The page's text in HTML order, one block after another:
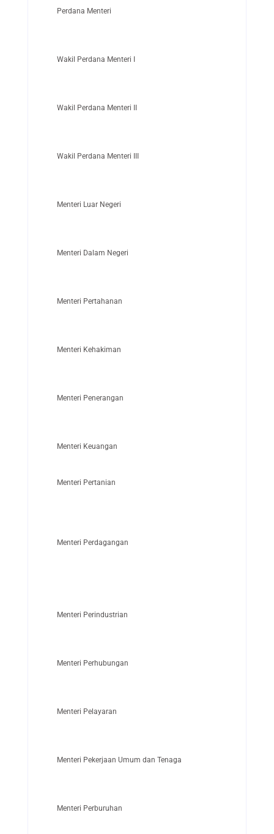
Perdana Menteri
Wakil Perdana Menteri I
Wakil Perdana Menteri II
Wakil Perdana Menteri III
Menteri Luar Negeri
Menteri Dalam Negeri
Menteri Pertahanan
Menteri Kehakiman
Menteri Penerangan
Menteri Keuangan
Menteri Pertanian
Menteri Perdagangan
Menteri Perindustrian
Menteri Perhubungan
Menteri Pelayaran
Menteri Pekerjaan Umum dan Tenaga
Menteri Perburuhan